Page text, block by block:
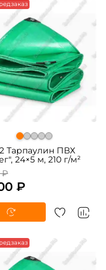
Тарпаулин ПВХ
24×5 м, 210 г/м²
₽
₽